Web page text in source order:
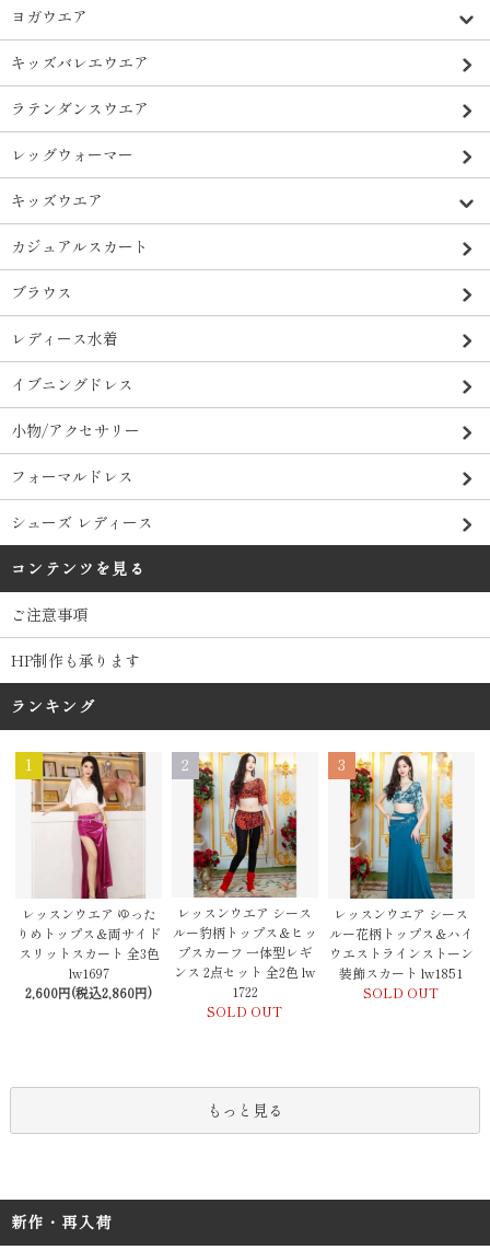
ヨガウエア
キッズバレエウエア
ラテンダンスウエア
レッグウォーマー
キッズウエア
カジュアルスカート
ブラウス
レディース水着
イブニングドレス
小物/アクセサリー
フォーマルドレス
シューズ レディース
コンテンツを見る
ご注意事項
HP制作も承ります
ランキング
1
レッスンウエア ゆった
りめトップス＆両サイド
スリットスカート 全3色
lw1697
2,600円(税込2,860円)
2
レッスンウエア シース
ルー豹柄トップス＆ヒッ
プスカーフ 一体型レギ
ンス 2点セット 全2色 lw
1722
SOLD OUT
3
レッスンウエア シース
ルー花柄トップス＆ハイ
ウエストラインストーン
装飾スカート lw1851
SOLD OUT
もっと見る
新作・再入荷